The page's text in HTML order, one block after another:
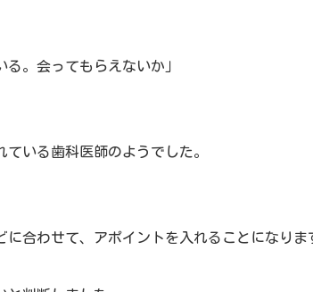
。会ってもらえないか」
いる歯科医師のようでした。
合わせて、アポイントを入れることになりま